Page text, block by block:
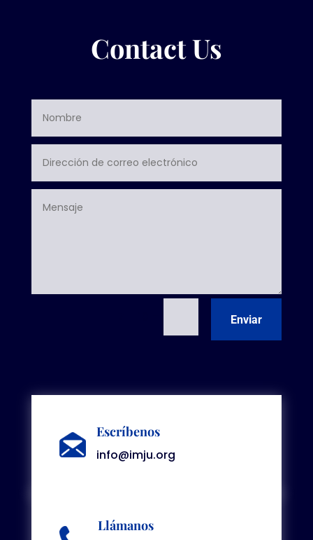
Contact Us
Enviar
Escríbenos
info@imju.org
Llámanos